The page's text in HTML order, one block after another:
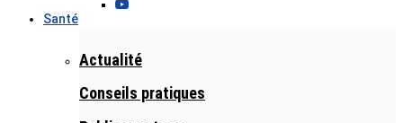
Santé
Actualité
Conseils pratiques